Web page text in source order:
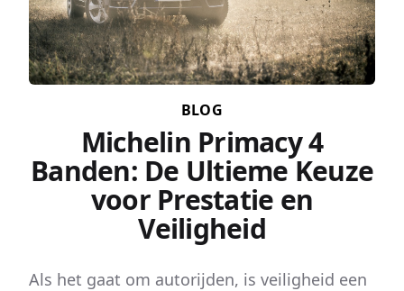
BLOG
Michelin Primacy 4
Banden: De Ultieme Keuze
voor Prestatie en
Veiligheid
Als het gaat om autorijden, is veiligheid een